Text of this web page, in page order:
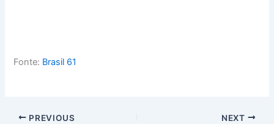
Fonte: Brasil 61
PREVIOUS NEXT